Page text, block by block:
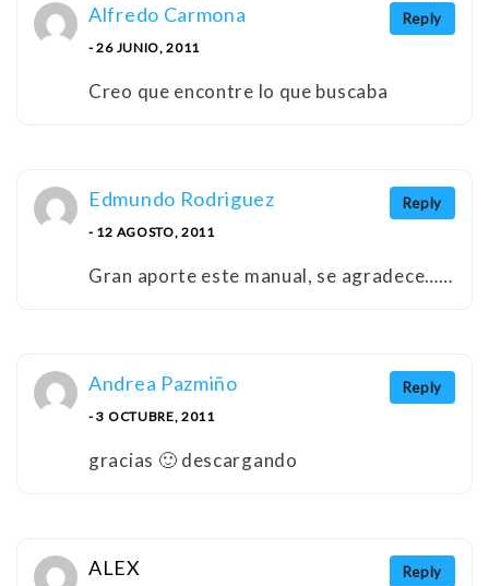
Reply
Alfredo Carmona
- 26 JUNIO, 2011
Creo que encontre lo que buscaba
Reply
Edmundo Rodriguez
- 12 AGOSTO, 2011
Gran aporte este manual, se agradece……
Reply
Andrea Pazmiño
- 3 OCTUBRE, 2011
gracias 🙂 descargando
Reply
ALEX